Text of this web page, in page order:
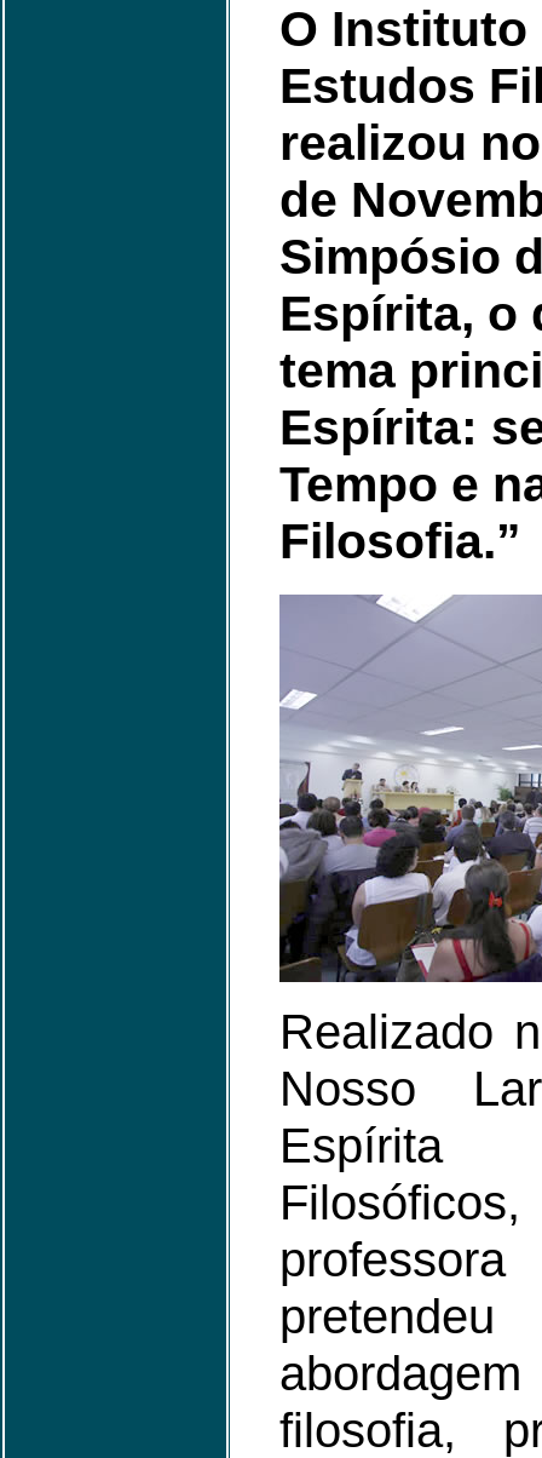
O Instituto
Estudos
realizou
de
Simpósio
Espírita, o
tema
Espírita:
Tempo e
Filosofia.”
Realizado
Nosso
filosofia,